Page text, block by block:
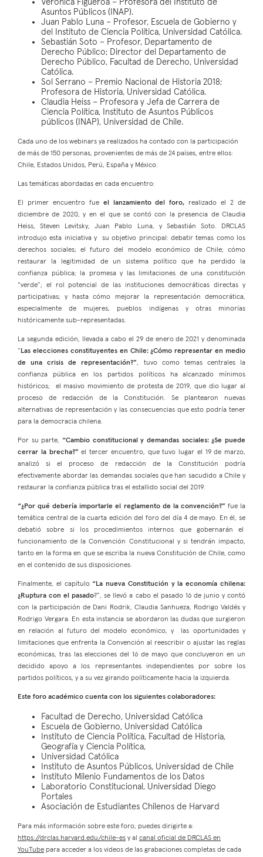
Verónica Figueroa – Profesora del Instituto de
Asuntos Públicos (INAP).
Juan Pablo Luna – Profesor, Escuela de Gobierno y
del Instituto de Ciencia Política, Universidad Católica.
Sebastián Soto – Profesor, Departamento de
Derecho Público; Director del Departamento de
Derecho Público, Facultad de Derecho, Universidad
Católica.
Sol Serrano – Premio Nacional de Historia 2018;
Profesora de Historia, Universidad Católica.
Claudia Heiss – Profesora y Jefa de Carrera de
Ciencia Política, Instituto de Asuntos Públicos
públicos (INAP), Universidad de Chile.
Cada uno de los webinars ya realizados ha contado con la participación
de más de 150 personas, provenientes de más de 24 países, entre ellos:
Chile, Estados Unidos, Perú, España y México.
Las temáticas abordadas en cada encuentro:
El primer encuentro fue el lanzamiento del foro, realizado el 2 de
diciembre de 2020, y en el que se contó con la presencia de Claudia
Heiss, Steven Levitsky, Juan Pablo Luna, y Sebastián Soto. DRCLAS
introdujo esta iniciativa y su objetivo principal: debatir temas como los
derechos sociales; el futuro del modelo económico de Chile; cómo
restaurar la legitimidad de un sistema político que ha perdido la
confianza pública; la promesa y las limitaciones de una constitución
“verde”; el rol potencial de las instituciones democráticas directas y
participativas; y hasta cómo mejorar la representación democrática,
especialmente de mujeres, pueblos indígenas y otras minorías
históricamente sub-representadas.
La segunda edición, llevada a cabo el 29 de enero de 2021 y denominada
“ Las elecciones constituyentes en Chile: ¿Cómo representar en medio
de una crisis de representación?”, tuvo como temas centrales la
confianza pública en los partidos políticos ha alcanzado mínimos
históricos; el masivo movimiento de protesta de 2019, que dio lugar al
proceso de redacción de la Constitución. Se plantearon nuevas
alternativas de representación y las consecuencias que esto podría tener
para la democracia chilena.
Por su parte, “Cambio constitucional y demandas sociales: ¿Se puede
cerrar la brecha?”el tercer encuentro, que tuvo lugar el 19 de marzo,
analizó si el proceso de redacción de la Constitución podría
efectivamente abordar las demandas sociales que han sacudido a Chile y
restaurar la confianza pública tras el estallido social del 2019.
“¿Por qué debería importarle el reglamento de la convención?” fue la
temática central de la cuarta edición del foro del día 4 de mayo. En él, se
debatió sobre si los procedimientos internos que gobernarán el
funcionamiento de la Convención Constitucional y si tendrán impacto,
tanto en la forma en que se escriba la nueva Constitución de Chile, como
en el contenido de sus disposiciones.
Finalmente, el capítulo“La nueva Constitución y la economía chilena:
¿Ruptura con el pasado?”, se llevó a cabo el pasado 16 de junio y contó
con la participación de Dani Rodrik, Claudia Sanhueza, Rodrigo Valdés y
Rodrigo Vergara. En esta instancia se abordaron las dudas que surgieron
en relación al futuro del modelo económico, y las oportunidades y
limitaciones que enfrenta la Convención al reescribir o ajustar las reglas
económicas, tras las elecciones del 16 de mayo que concluyeron en un
decidido apoyo a los representantes independientes por sobre los
partidos políticos, y a su vez girando políticamente hacia la izquierda.
Este foro académico cuenta con los siguientes colaboradores:
Facultad de Derecho, Universidad Católica
Escuela de Gobierno, Universidad Católica
Instituto de Ciencia Política, Facultad de Historia,
Geografía y Ciencia Política,
Universidad Católica
Instituto de Asuntos Públicos, Universidad de Chile
Instituto Milenio Fundamentos de los Datos
Laboratorio Constitucional, Universidad Diego
Portales
Asociación de Estudiantes Chilenos de Harvard
Para más información sobre este foro, puedes dirigirte a:
https://drclas.harvard.edu/chile-es y al canal oficial de DRCLAS en
YouTube para acceder a los videos de las grabaciones completas de cada